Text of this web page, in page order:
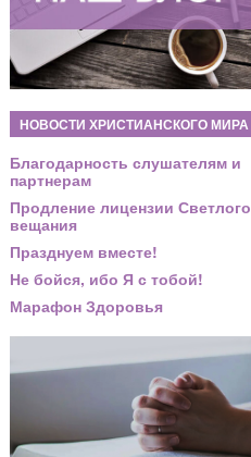
НОВОСТИ ХРИСТИАНСКОГО МИРА
Благодарность слушателям и
партнерам
Продление лицензии Светлого
вещания
Празднуем вместе!
Не бойся, ибо Я с тобой!
Марафон Здоровья